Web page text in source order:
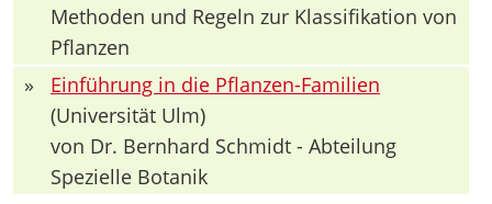
Methoden und Regeln zur Klassifikation von
Pflanzen
»
Einführung in die Pflanzen-Familien
(Universität Ulm)
von Dr. Bernhard Schmidt - Abteilung
Spezielle Botanik